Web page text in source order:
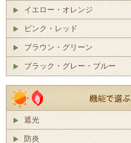
イエロー・オレンジ
ピンク・レッド
ブラウン・グリーン
ブラック・グレー・ブルー
遮光
防炎